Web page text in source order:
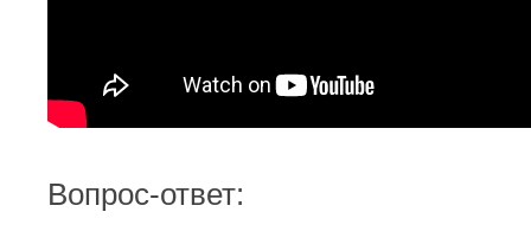
Вопрос-ответ: